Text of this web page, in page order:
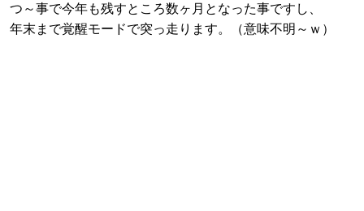
つ～事で今年も残すところ数ヶ月となった事ですし、
年末まで覚醒モードで突っ走ります。（意味不明～ｗ）